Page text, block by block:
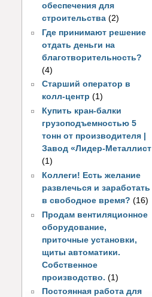
обеспечения для
строительства (2)
Где принимают решение
отдать деньги на
благотворительность?
(4)
Старший оператор в
колл-центр (1)
Купить кран-балки
грузоподъемностью 5
тонн от производителя |
Завод «Лидер-Металлист
(1)
Коллеги! Есть желание
развлечься и заработать
в свободное время? (16)
Продам вентиляционное
оборудование,
приточные установки,
щиты автоматики.
Собственное
производство. (1)
Постоянная работа для